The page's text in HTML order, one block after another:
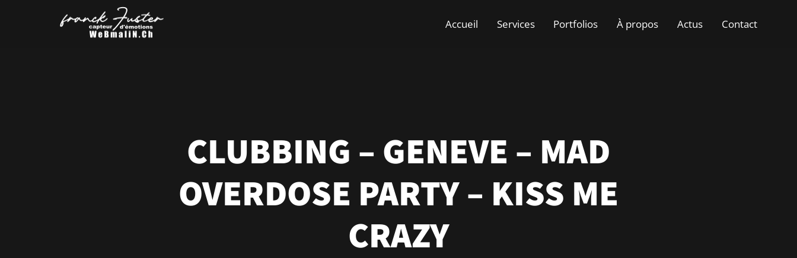
Accueil Services Portfolios À propos Actus Contact
CLUBBING – GENEVE – MAD
OVERDOSE PARTY – KISS ME
CRAZY